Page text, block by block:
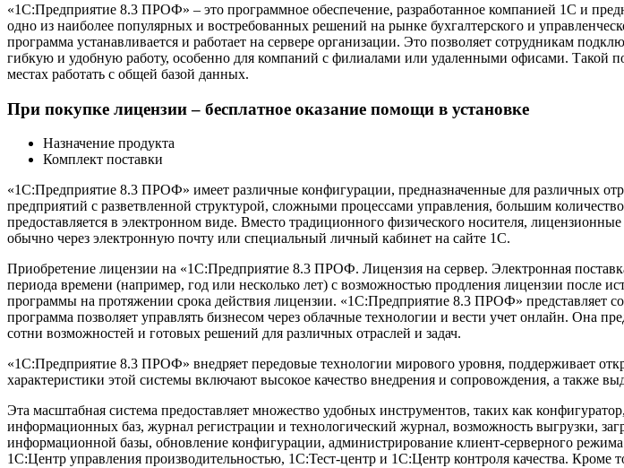
«1С:Предприятие 8.3 ПРОФ» – это программное обеспечение, разработанное компанией 1С и
одно из наиболее популярных и востребованных решений на рынке бухгалтерского и
программа устанавливается и работает на сервере организации. Это позволяет сотрудникам
гибкую и удобную работу, особенно для компаний с филиалами или удаленными офисами. Такой
местах работать с общей базой данных.
При покупке лицензии – бесплатное оказание помощи в установке
Назначение продукта
Комплект поставки
«1С:Предприятие 8.3 ПРОФ» имеет различные конфигурации, предназначенные для различных
предприятий с разветвленной структурой, сложными процессами управления, большим
предоставляется в электронном виде. Вместо традиционного физического носителя,
обычно через электронную почту или специальный личный кабинет на сайте 1С.
Приобретение лицензии на «1С:Предприятие 8.3 ПРОФ. Лицензия на сервер. Электронная
периода времени (например, год или несколько лет) с возможностью продления лицензии после
программы на протяжении срока действия лицензии. «1С:Предприятие 8.3 ПРОФ» представляет
программа позволяет управлять бизнесом через облачные технологии и вести учет онлайн. Она
сотни возможностей и готовых решений для различных отраслей и задач.
«1С:Предприятие 8.3 ПРОФ» внедряет передовые технологии мирового уровня, поддерживает
характеристики этой системы включают высокое качество внедрения и сопровождения, а также
Эта масштабная система предоставляет множество удобных инструментов, таких как
информационных баз, журнал регистрации и технологический журнал, возможность выгрузки,
информационной базы, обновление конфигурации, администрирование клиент-серверного
1С:Центр управления производительностью, 1С:Тест-центр и 1С:Центр контроля качества. Кроме